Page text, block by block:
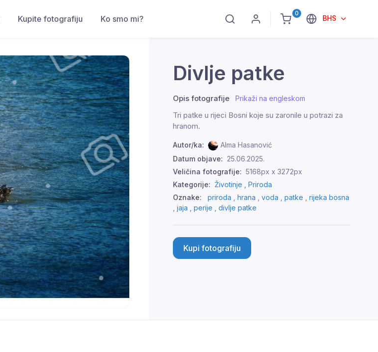
0
BHS
Kupite fotografiju Ko smo mi?
Divlje patke
Opis fotografije Prikaži na engleskom
Tri patke u rijeci Bosni koje su zaronile u potrazi za
hranom.
Autor/ka:
Alma Hasanović
Datum objave: 25.06.2025.
Veličina fotografije: 5168px x 3272px
Kategorije: Životinje , Priroda
Oznake:
priroda , hrana , voda , patke , rijeka bosna
, jaja , perije , divlje patke
Kupi fotografiju